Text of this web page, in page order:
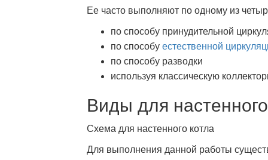
Ее часто выполняют по одному из
по способу принудительной
по способу естественной
по способу разводки
используя классическую
Виды для
Схема для настенного котла
Для выполнения данной работы